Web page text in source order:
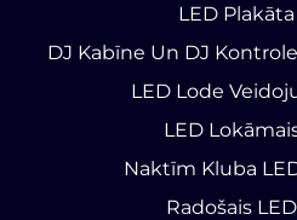
LED
DJ Kabīne Un DJ
LED Lode
LED
Naktīm Kluba
Radošais